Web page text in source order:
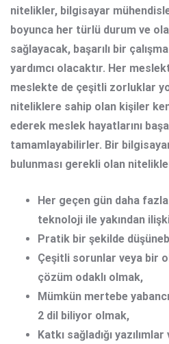
nitelikler, bilgisayar
boyunca her türlü durum ve
sağlayacak, başarılı bir
yardımcı olacaktır. Her
meslekte de çeşitli zorluklar
niteliklere sahip olan kişiler
ederek meslek hayatlarını
tamamlayabilirler. Bir
bulunması gerekli olan
Her geçen gün daha
teknoloji ile yakından
Pratik bir şekilde
Çeşitli sorunlar veya bir
çözüm odaklı olmak,
Mümkün mertebe
2 dil biliyor olmak,
Katkı sağladığı